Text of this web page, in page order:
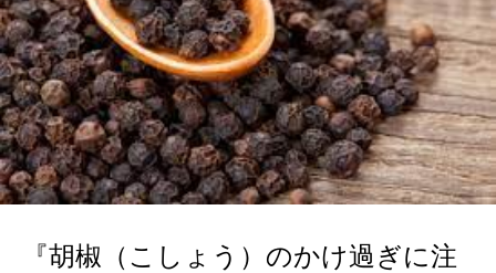
『胡椒（こしょう）のかけ過ぎに注